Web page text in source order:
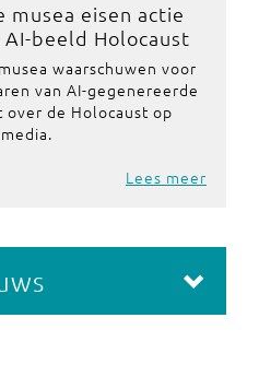
musea eisen actie
beeld Holocaust
waarschuwen voor
van AI-gegenereerde
over de Holocaust op
Lees meer